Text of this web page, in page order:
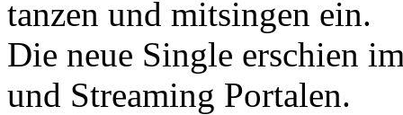
tanzen und mitsingen ein.
Die neue Single erschien
und Streaming Portalen.